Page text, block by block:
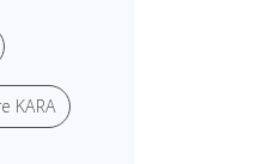
KARA